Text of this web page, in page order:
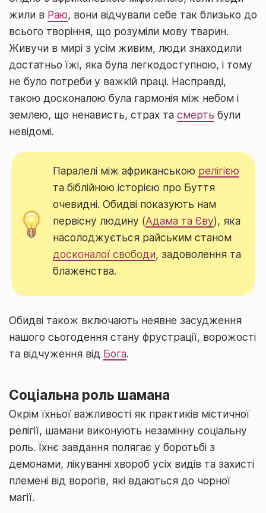
жили в Раю, вони відчували себе так близько до
всього творіння, що розуміли мову тварин.
Живучи в мирі з усім живим, люди знаходили
достатньо їжі, яка була легкодоступною, і тому
не було потреби у важкій праці. Насправді,
такою досконалою була гармонія між небом і
землею, що ненависть, страх та смерть були
невідомі.
Паралелі між африканською релігією
та біблійною історією про Буття
очевидні. Обидві показують нам
первісну людину (Адама та Єву), яка
насолоджується райським станом
досконалої свободи, задоволення та
блаженства.
Обидві також включають неявне засудження
нашого сьогодення стану фрустрації, ворожості
та відчуження від Бога.
Соціальна роль шамана
Окрім їхньої важливості як практиків містичної
релігії, шамани виконують незамінну соціальну
роль. Їхнє завдання полягає у боротьбі з
демонами, лікуванні хвороб усіх видів та захисті
племені від ворогів, які вдаються до чорної
магії.